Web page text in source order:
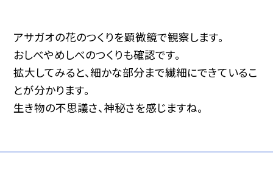
アサガオの花のつくりを顕微鏡で観察します。
おしべやめしべのつくりも確認です。
拡大してみると、細かな部分まで繊細にできているこ
とが分かります。
生き物の不思議さ、神秘さを感じますね。